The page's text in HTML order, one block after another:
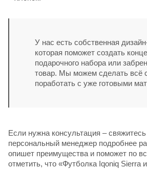
У нас есть собственная
которая поможет создать
подарочного набора или
товар. Мы можем сделать всё
поработать с уже готовыми
Если нужна консультация –
персональный менеджер подробнее
опишет преимущества и поможет по
отметить, что «Футболка Iqoniq Sierra